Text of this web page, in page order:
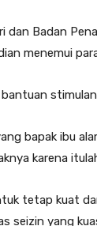
dan Badan
menemui
bapak ibu
karena
tetap kuat
seizin yang